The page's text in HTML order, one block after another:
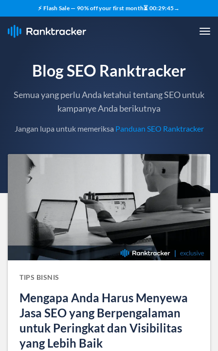
⚡ Flash Sale — 90% off your first month⏳ 00:29:43→
Blog SEO Ranktracker
Semua yang perlu Anda ketahui tentang SEO untuk
kampanye Anda berikutnya
Jangan lupa untuk memeriksa Panduan SEO Ranktracker
TIPS BISNIS
Mengapa Anda Harus Menyewa
Jasa SEO yang Berpengalaman
untuk Peringkat dan Visibilitas
yang Lebih Baik